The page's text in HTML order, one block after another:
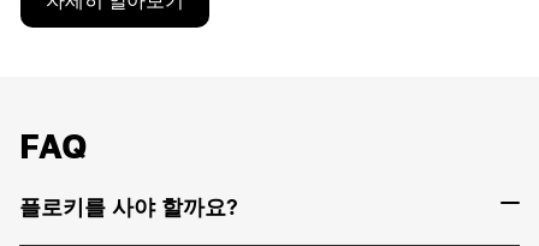
FAQ
플로키를 사야 할까요?